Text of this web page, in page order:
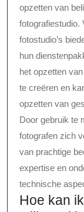
opzetten van
fotografiestudio.
fotostudio’s
hun
het opzetten
te creëren en
opzetten van
Door gebruik te
fotografen zich
van prachtige
expertise en
technische
Hoe kan